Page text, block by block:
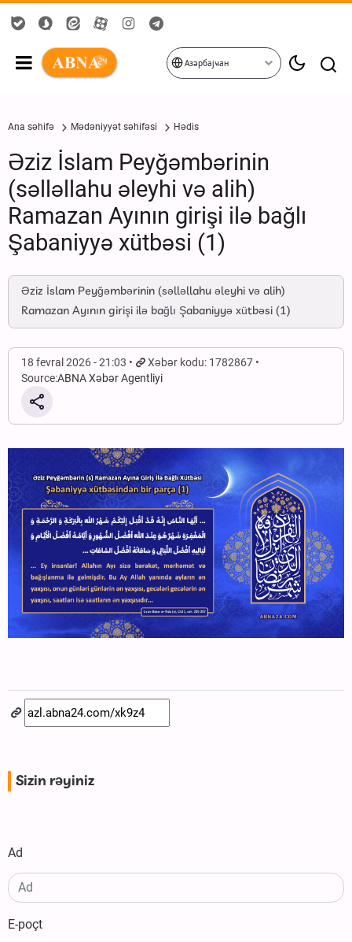
Азәрбајҹан
Ana səhifə Mədəniyyət səhifəsi Hədis
Əziz İslam Peyğəmbərinin
(səlləllahu əleyhi və alih)
Ramazan Ayının girişi ilə bağlı
Şabaniyyə xütbəsi (1)
Əziz İslam Peyğəmbərinin (səlləllahu əleyhi və alih)
Ramazan Ayının girişi ilə bağlı Şabaniyyə xütbəsi (1)
18 fevral 2026 - 21:03
Xəbər kodu: 1782867
Source:ABNA Xəbər Agentliyi
Sizin rəyiniz
Ad
E-poçt